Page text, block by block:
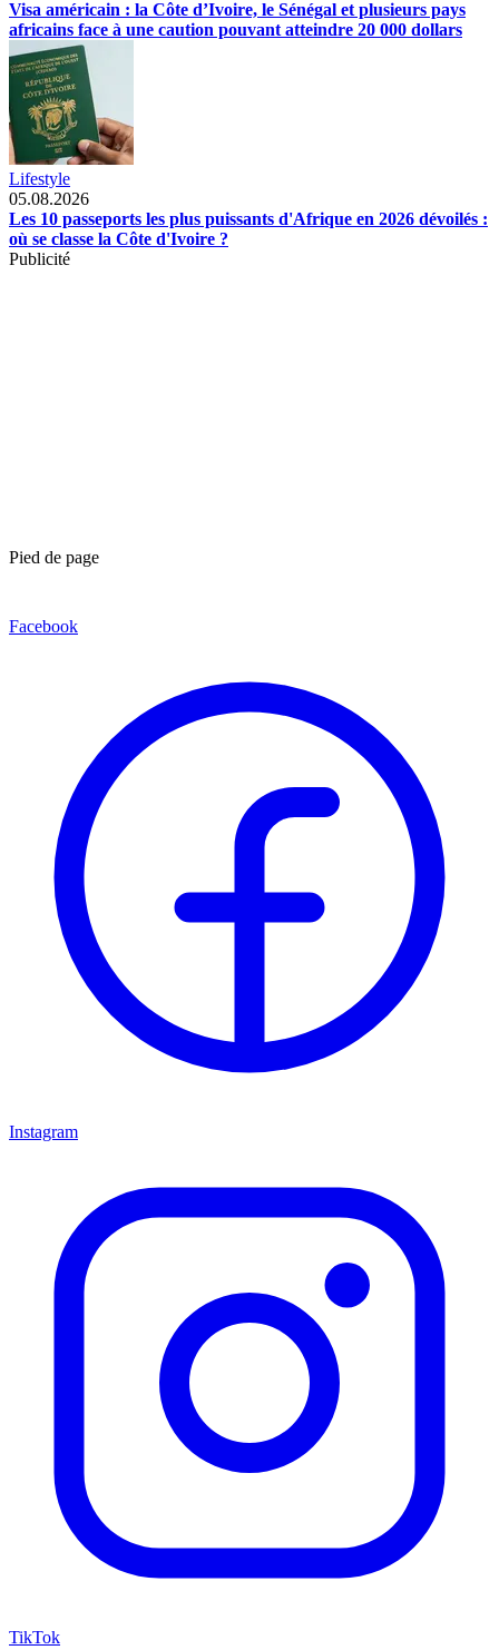
Visa américain : la Côte d’Ivoire, le Sénégal et plusieurs pays
africains face à une caution pouvant atteindre 20 000 dollars
Lifestyle
05.08.2026
Les 10 passeports les plus puissants d'Afrique en 2026 dévoilés :
où se classe la Côte d'Ivoire ?
Publicité
Pied de page
Facebook
Instagram
TikTok